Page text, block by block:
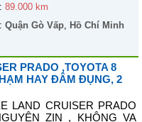
: 89.000 km
: Quận Gò Vấp, Hồ Chí Minh
PRADO ,TOYOTA 8
HAY ĐÂM ĐỤNG, 2
LAND CRUISER PRADO
ZIN , KHÔNG VA